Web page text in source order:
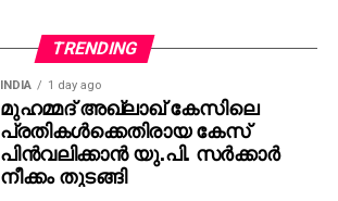
TRENDING
INDIA 1 day ago
മുഹമ്മദ് അഖ്‌ലാഖ് കേസിലെ
പ്രതികള്‍ക്കെതിരായ കേസ്
പിന്‍വലിക്കാന്‍ യു.പി. സര്‍ക്കാര്‍
നീക്കം തുടങ്ങി